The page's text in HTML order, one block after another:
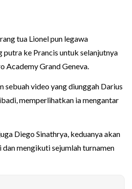
tua Lionel pun legawa
putra ke Prancis untuk selanjutnya
Academy Grand Geneva.
sebuah video yang diunggah Darius
memperlihatkan ia mengantar
Diego Sinathrya, keduanya akan
dan mengikuti sejumlah turnamen